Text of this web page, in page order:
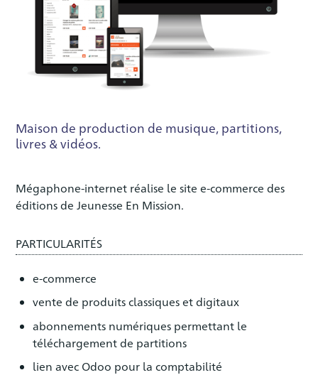
Maison de production de musique, partitions,
livres & vidéos.
Mégaphone-internet réalise le site e-commerce des
éditions de Jeunesse En Mission.
PARTICULARITÉS
e-commerce
vente de produits classiques et digitaux
abonnements numériques permettant le
téléchargement de partitions
lien avec Odoo pour la comptabilité